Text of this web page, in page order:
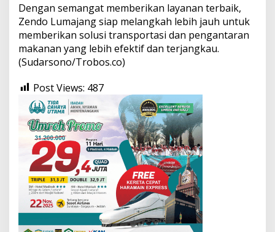
Dengan semangat memberikan layanan terbaik,
Zendo Lumajang siap melangkah lebih jauh untuk
memberikan solusi transportasi dan pengantaran
makanan yang lebih efektif dan terjangkau.
(Sudarsono/Trobos.co)
Post Views: 487